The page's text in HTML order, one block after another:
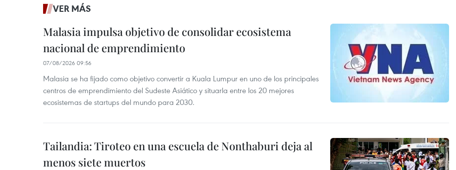
VER MÁS
Malasia impulsa objetivo de consolidar ecosistema
nacional de emprendimiento
07/08/2026 09:56
Malasia se ha fijado como objetivo convertir a Kuala Lumpur en uno de los principales
centros de emprendimiento del Sudeste Asiático y situarla entre los 20 mejores
ecosistemas de startups del mundo para 2030.
Tailandia: Tiroteo en una escuela de Nonthaburi deja al
menos siete muertos